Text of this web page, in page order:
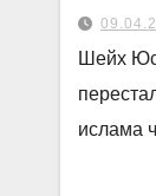
Шейх
ислама